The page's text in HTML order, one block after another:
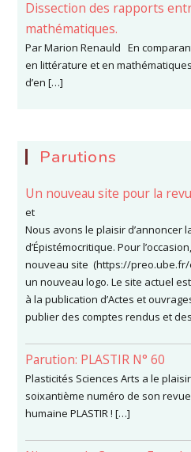
Dissection des rapports
mathématiques.
Par Marion Renauld En
en littérature et en
d’en […]
Parutions
Un nouveau site pour la
et
Nous avons le plaisir d’annoncer
d’Épistémocritique. Pour
nouveau site (https://
un nouveau logo. Le site actuel
à la publication d’Actes et
publier des comptes rendus et
Parution: PLASTIR N° 60
Plasticités Sciences Arts a le
soixantième numéro de son
humaine PLASTIR ! […]